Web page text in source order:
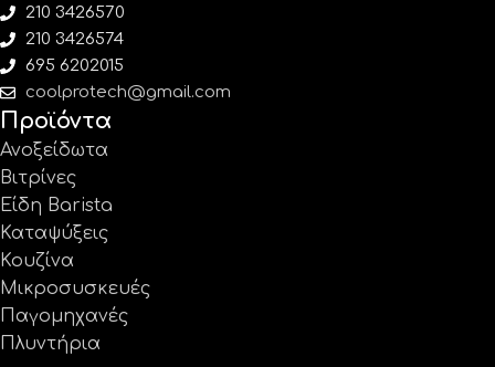
210 3426570
210 3426574
695 6202015
coolprotech@gmail.com
Προϊόντα
Ανοξείδωτα
Βιτρίνες
Είδη Barista
Καταψύξεις
Κουζίνα
Μικροσυσκευές
Παγομηχανές
Πλυντήρια